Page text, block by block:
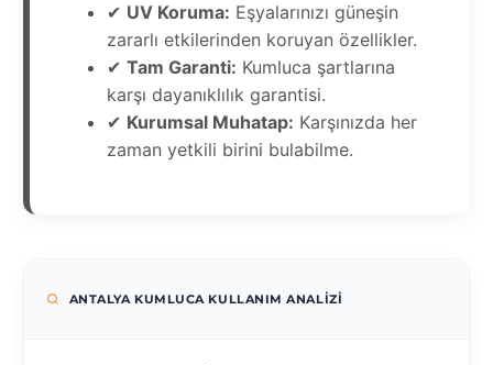
✔ UV Koruma: Eşyalarınızı güneşin
zararlı etkilerinden koruyan özellikler.
✔ Tam Garanti: Kumluca şartlarına
karşı dayanıklılık garantisi.
✔ Kurumsal Muhatap: Karşınızda her
zaman yetkili birini bulabilme.
ANTALYA KUMLUCA KULLANIM ANALIZI